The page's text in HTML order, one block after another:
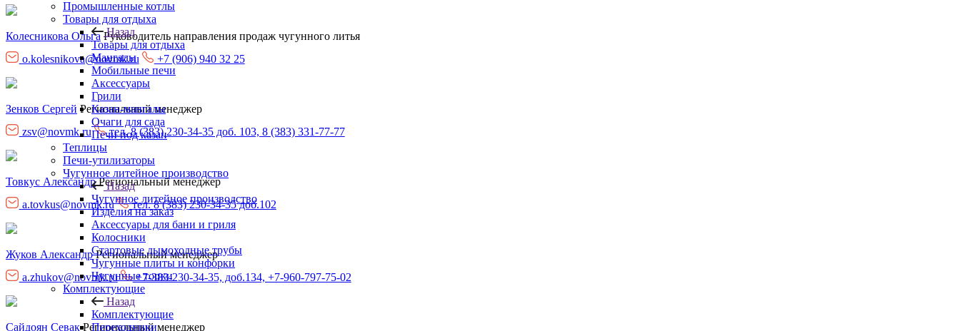
Промышленные котлы
Товары для отдыха
Назад
Товары для отдыха
Мангалы
Мобильные печи
Аксессуары
Грили
Казан-мангалы
Очаги для сада
Печи под казан
Теплицы
Печи-утилизаторы
Чугунное литейное производство
Назад
Чугунное литейное производство
Изделия на заказ
Аксессуары для бани и гриля
Колосники
Стартовые дымоходные трубы
Чугунные плиты и конфорки
Чугунные топки
Комплектующие
Назад
Комплектующие
Переходники
Колесникова Ольга Руководитель направления продаж чугунного литья
o.kolesnikova@novmk.ru
+7 (906) 940 32 25
Зенков Сергей Региональный менеджер
zsv@novmk.ru
тел. 8 (383) 230-34-35 доб. 103, 8 (383) 331-77-77
Товкус Александр Региональный менеджер
a.tovkus@novmk.ru
тел. 8 (383) 230-34-35 доб.102
Жуков Александр Региональный менеджер
a.zhukov@novmk.ru
+7-383-230-34-35, доб.134, +7-960-797-75-02
Сайдоян Севак Региональный менеджер